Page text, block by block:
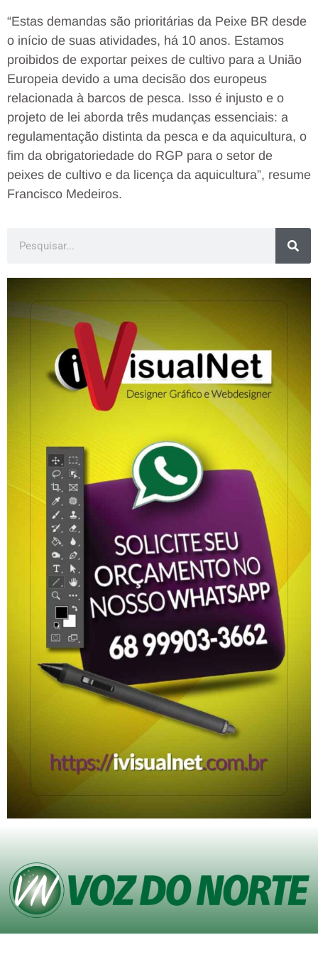
“Estas demandas são prioritárias da Peixe BR desde
o início de suas atividades, há 10 anos. Estamos
proibidos de exportar peixes de cultivo para a União
Europeia devido a uma decisão dos europeus
relacionada à barcos de pesca. Isso é injusto e o
projeto de lei aborda três mudanças essenciais: a
regulamentação distinta da pesca e da aquicultura, o
fim da obrigatoriedade do RGP para o setor de
peixes de cultivo e da licença da aquicultura”, resume
Francisco Medeiros.